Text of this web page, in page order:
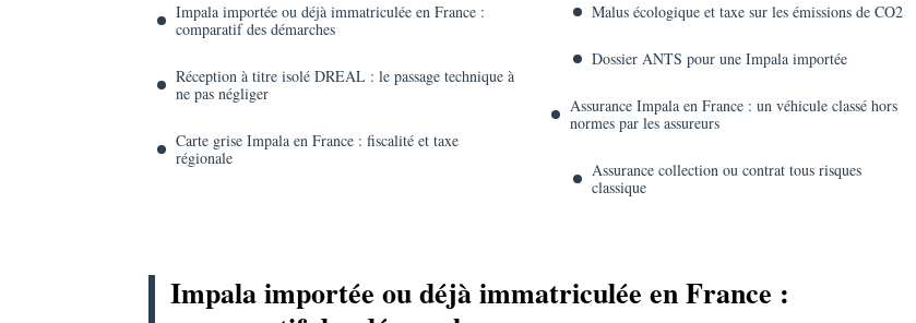
Impala importée ou déjà immatriculée en France :
comparatif des démarches
Réception à titre isolé DREAL : le passage technique à
ne pas négliger
Carte grise Impala en France : fiscalité et taxe
régionale
Malus écologique et taxe sur les émissions de CO2
Dossier ANTS pour une Impala importée
Assurance Impala en France : un véhicule classé hors
normes par les assureurs
Assurance collection ou contrat tous risques
classique
Impala importée ou déjà immatriculée en France :